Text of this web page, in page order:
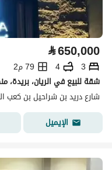
⃁650,000
3
4
79 م2
شقة للبيع في الريان، بريدة،
شارع دريد بن شراحيل بن كعب
الإيميل